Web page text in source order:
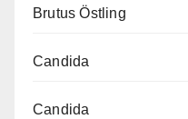
Brutus Östling
Candida
Candida